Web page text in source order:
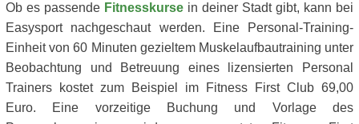
Ob es passende Fitnesskurse in deiner Stadt gibt, kann bei
Easysport nachgeschaut werden. Eine Personal-Training-
Einheit von 60 Minuten gezieltem Muskelaufbautraining unter
Beobachtung und Betreuung eines lizensierten Personal
Trainers kostet zum Beispiel im Fitness First Club 69,00
Euro. Eine vorzeitige Buchung und Vorlage des